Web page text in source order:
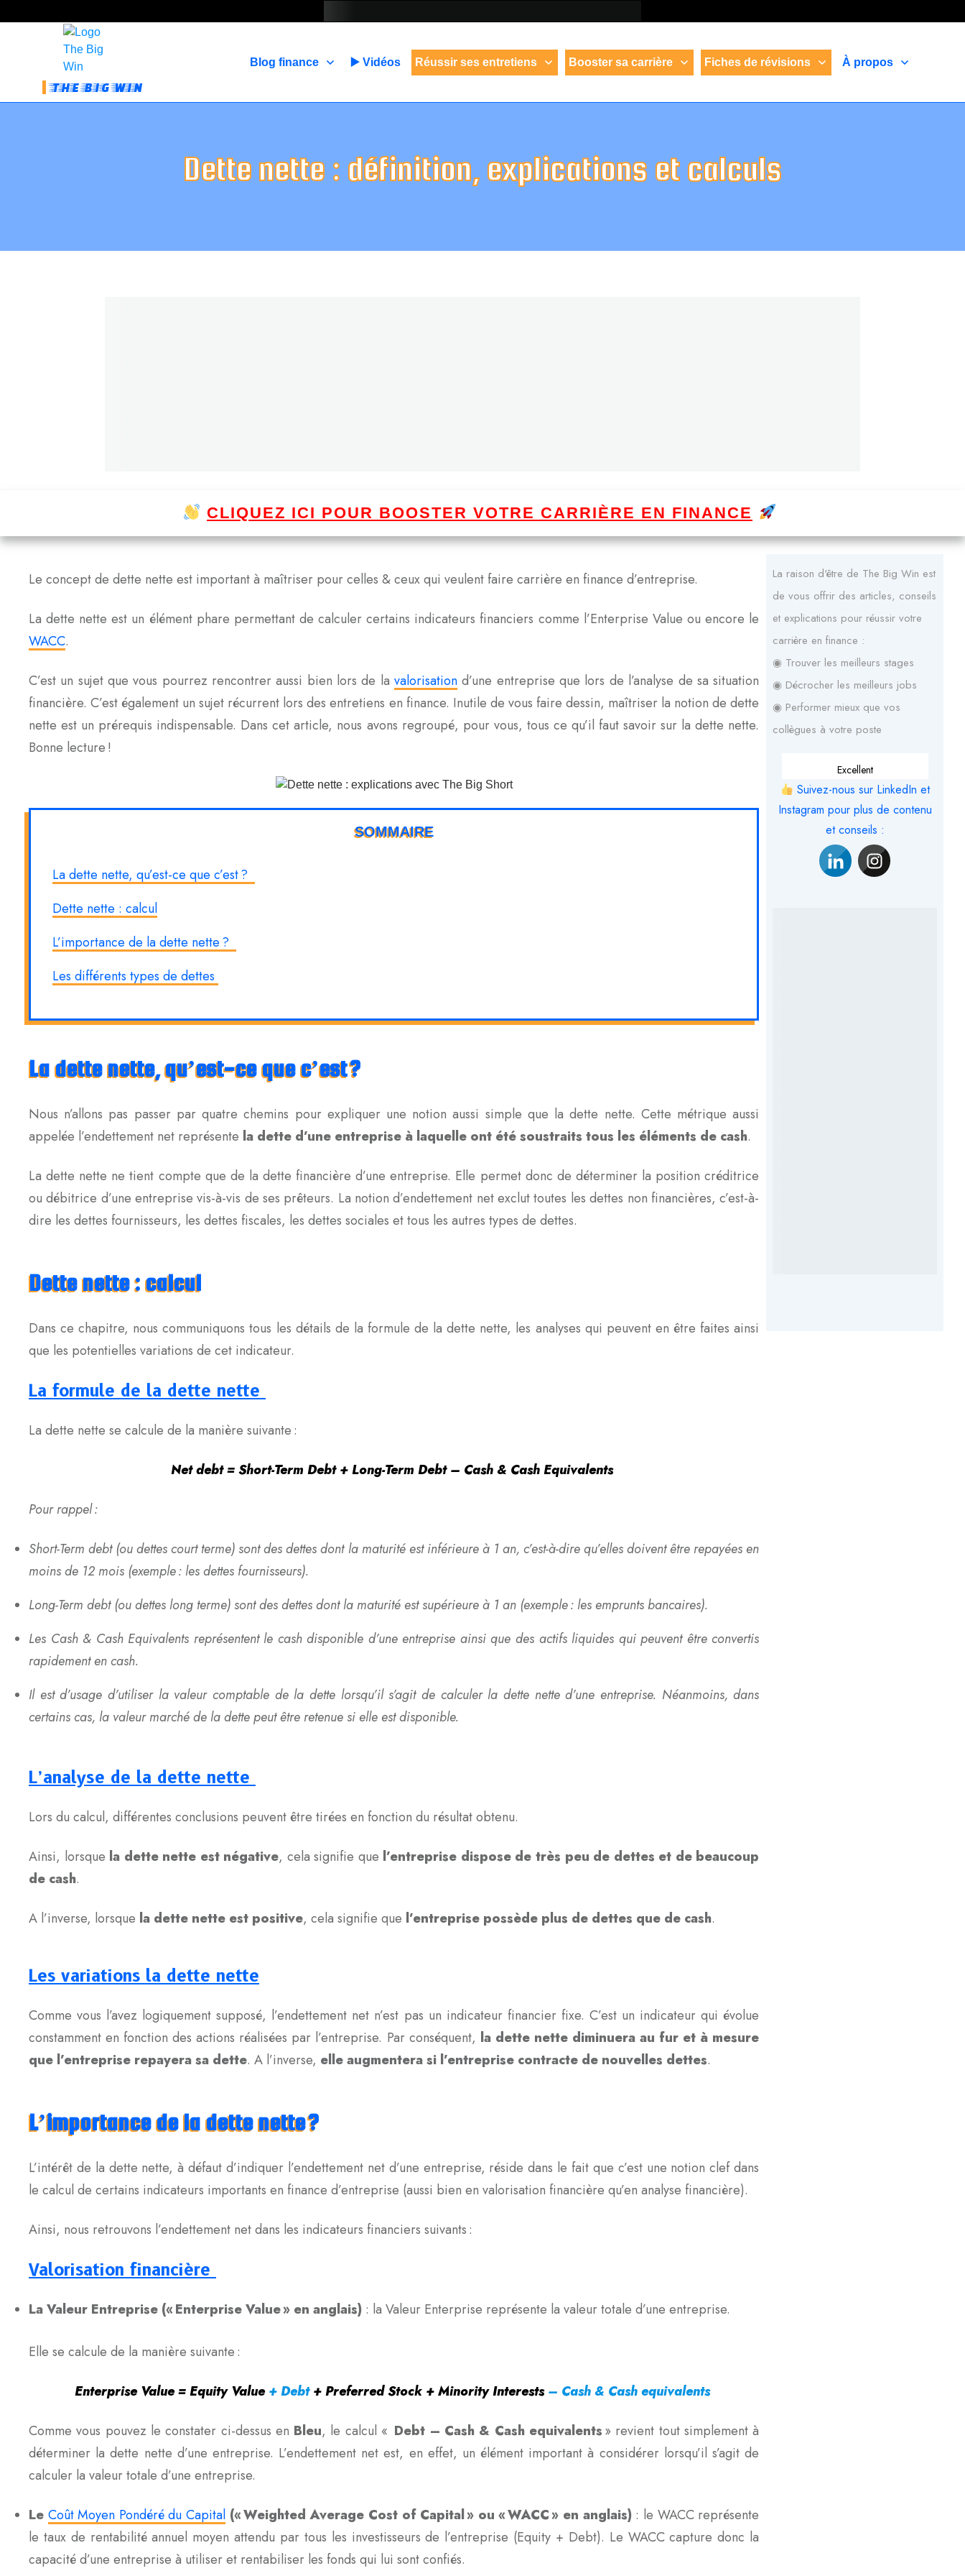
THE BIG WIN
Blog finance ▶️ Vidéos Réussir ses entretiens Booster sa carrière Fiches de révisions À propos
Dette nette : définition, explications et calculs
CLIQUEZ ICI POUR BOOSTER VOTRE CARRIÈRE EN FINANCE
Le concept de dette nette est important à maîtriser pour celles & ceux qui veulent faire carrière en finance d’entreprise.
La dette nette est un élément phare permettant de calculer certains indicateurs financiers comme l’Enterprise Value ou encore le
WACC.
C’est un sujet que vous pourrez rencontrer aussi bien lors de lavalorisation d’une entreprise que lors de l’analyse de sa situation
financière. C’est également un sujet récurrent lors des entretiens en finance. Inutile de vous faire dessin, maîtriser la notion de dette
nette est un prérequis indispensable. Dans cet article, nous avons regroupé, pour vous, tous ce qu’il faut savoir sur la dette nette.
Bonne lecture !
SOMMAIRE
La dette nette, qu’est-ce que c’est ?
Dette nette : calcul
L’importance de la dette nette ?
Les différents types de dettes
La dette nette, qu’est-ce que c’est ?
Nous n’allons pas passer par quatre chemins pour expliquer une notion aussi simple que la dette nette. Cette métrique aussi
appelée l’endettement net représente la dette d’une entreprise à laquelle ont été soustraits tous les éléments de cash.
La dette nette ne tient compte que de la dette financière d’une entreprise. Elle permet donc de déterminer la position créditrice
ou débitrice d’une entreprise vis-à-vis de ses prêteurs. La notion d’endettement net exclut toutes les dettes non financières, c’est-à-
dire les dettes fournisseurs, les dettes fiscales, les dettes sociales et tous les autres types de dettes.
Dette nette : calcul
Dans ce chapitre, nous communiquons tous les détails de la formule de la dette nette, les analyses qui peuvent en être faites ainsi
que les potentielles variations de cet indicateur.
La formule de la dette nette
La dette nette se calcule de la manière suivante :
Net debt = Short-Term Debt + Long-Term Debt – Cash & Cash Equivalents
Pour rappel :
Short-Term debt (ou dettes court terme) sont des dettes dont la maturité est inférieure à 1 an, c’est-à-dire qu’elles doivent être repayées en
moins de 12 mois (exemple : les dettes fournisseurs).
Long-Term debt (ou dettes long terme) sont des dettes dont la maturité est supérieure à 1 an (exemple : les emprunts bancaires).
Les Cash & Cash Equivalents représentent le cash disponible d’une entreprise ainsi que des actifs liquides qui peuvent être convertis
rapidement en cash.
Il est d’usage d’utiliser la valeur comptable de la dette lorsqu’il s’agit de calculer la dette nette d’une entreprise. Néanmoins, dans
certains cas, la valeur marché de la dette peut être retenue si elle est disponible.
L’analyse de la dette nette
Lors du calcul, différentes conclusions peuvent être tirées en fonction du résultat obtenu.
Ainsi, lorsque la dette nette est négative, cela signifie que l’entreprise dispose de très peu de dettes et de beaucoup
de cash.
A l’inverse, lorsque la dette nette est positive, cela signifie que l’entreprise possède plus de dettes que de cash.
Les variations la dette nette
Comme vous l’avez logiquement supposé, l’endettement net n’est pas un indicateur financier fixe. C’est un indicateur qui évolue
constamment en fonction des actions réalisées par l’entreprise. Par conséquent, la dette nette diminuera au fur et à mesure
que l’entreprise repayera sa dette. A l’inverse, elle augmentera si l’entreprise contracte de nouvelles dettes.
L’importance dela dette nette ?
L’intérêt de la dette nette, à défaut d’indiquer l’endettement net d’une entreprise, réside dans le fait que c’est une notion clef dans
le calcul de certains indicateurs importants en finance d’entreprise (aussi bien en valorisation financière qu’en analyse financière).
Ainsi, nous retrouvons l’endettement net dans les indicateurs financiers suivants :
Valorisation financière
La Valeur Entreprise (« Enterprise Value » en anglais) : la Valeur Enterprise représente la valeur totale d’une entreprise.
Elle se calcule de la manière suivante :
Enterprise Value = Equity Value+ Debt+ Preferred Stock + Minority Interests– Cash & Cash equivalents
Comme vous pouvez le constater ci-dessus en Bleu, le calcul « Debt – Cash & Cash equivalents» revient tout simplement à
déterminer la dette nette d’une entreprise. L’endettement net est, en effet, un élément important à considérer lorsqu’il s’agit de
calculer la valeur totale d’une entreprise.
Le Coût Moyen Pondéré du Capital (« Weighted Average Cost of Capital » ou « WACC » en anglais) : le WACC représente
le taux de rentabilité annuel moyen attendu par tous les investisseurs de l’entreprise (Equity + Debt). Le WACC capture donc la
capacité d’une entreprise à utiliser et rentabiliser les fonds qui lui sont confiés.
La raison d'être de The Big Win est
de vous offrir des articles, conseils
et explications pour réussir votre
carrière en finance :
◉ Trouver les meilleurs stages
◉ Décrocher les meilleurs jobs
◉ Performer mieux que vos
collègues à votre poste
Excellent
Suivez-nous sur LinkedIn et
Instagram pour plus de contenu
et conseils :